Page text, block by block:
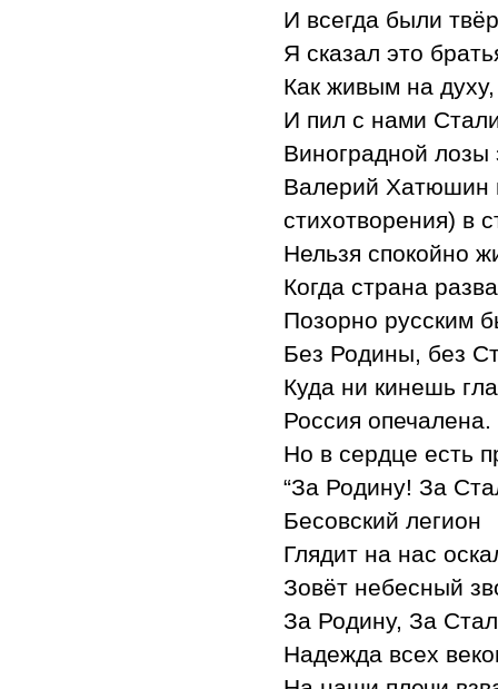
И всегда были
Я сказал это
Как живым на
И пил с нами
Виноградной лозы
Валерий Хатюшин
стихотворения) в
Нельзя спокойно
Когда страна
Позорно русским
Без Родины, без
Куда ни кинешь
Россия опечалена.
Но в сердце есть
“За Родину! За
Бесовский легион
Глядит на нас
Зовёт небесный
За Родину, За
Надежда всех